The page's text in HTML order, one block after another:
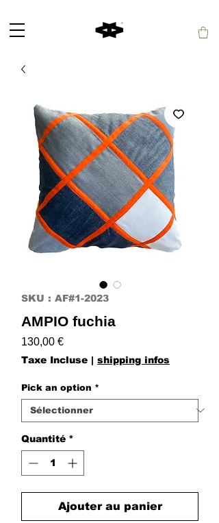
SKU : AF#1-2023
AMPIO fuchia
130,00 €Prix
Taxe Incluse | shipping infos
Pick an option *
Quantité *
Ajouter au panier